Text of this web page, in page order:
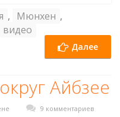
, Мюнхен ,
видео
Далее
Айбзее
9 комментариев